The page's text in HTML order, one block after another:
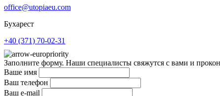
office@utopiaeu.com
Бухарест
+40 (371) 70-02-31
Заполните форму. Наши специалисты свяжутся с вами и
Ваше имя
Ваш телефон
Ваш e-mail